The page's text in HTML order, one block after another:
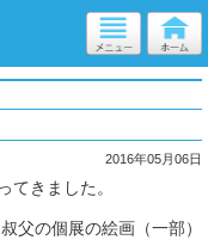
2016年05月06日
てきました。
父の個展の絵画（一部）